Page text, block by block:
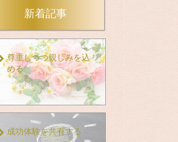
新着記事
尊重しつつ親しみを込
める
成功体験を共有する